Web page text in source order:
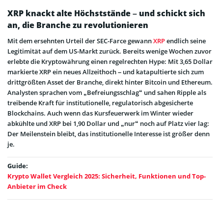
XRP knackt alte Höchststände – und schickt sich
an, die Branche zu revolutionieren
Mit dem ersehnten Urteil der SEC-Farce gewannXRPendlich seine
Legitimität auf dem US-Markt zurück. Bereits wenige Wochen zuvor
erlebte die Kryptowährung einen regelrechten Hype: Mit 3,65 Dollar
markierte XRP ein neues Allzeithoch – und katapultierte sich zum
drittgrößten Asset der Branche, direkt hinter Bitcoin und Ethereum.
Analysten sprachen vom „Befreiungsschlag“ und sahen Ripple als
treibende Kraft für institutionelle, regulatorisch abgesicherte
Blockchains. Auch wenn das Kursfeuerwerk im Winter wieder
abkühlte und XRP bei 1,90 Dollar und „nur“ noch auf Platz vier lag:
Der Meilenstein bleibt, das institutionelle Interesse ist größer denn
je.
Guide:
Krypto Wallet Vergleich 2025: Sicherheit, Funktionen und Top-
Anbieter im Check